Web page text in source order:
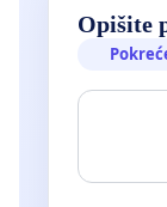
Opišite